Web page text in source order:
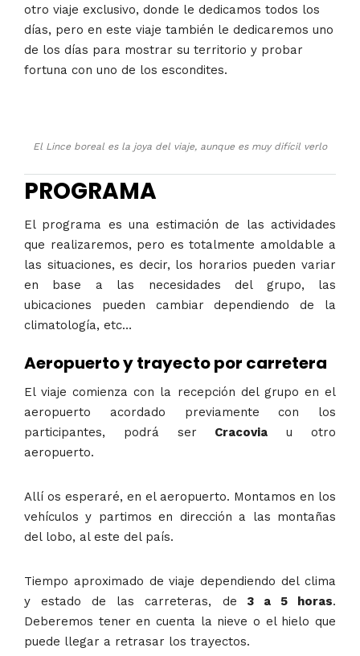
otro viaje exclusivo, donde le dedicamos todos los
días, pero en este viaje también le dedicaremos uno
de los días para mostrar su territorio y probar
fortuna con uno de los escondites.
El Lince boreal es la joya del viaje, aunque es muy difícil verlo
PROGRAMA
El programa es una estimación de las actividades
que realizaremos, pero es totalmente amoldable a
las situaciones, es decir, los horarios pueden variar
en base a las necesidades del grupo, las
ubicaciones pueden cambiar dependiendo de la
climatología, etc…
Aeropuerto y trayecto por carretera
El viaje comienza con la recepción del grupo en el
aeropuerto acordado previamente con los
participantes, podrá ser Cracovia u otro
aeropuerto.
Allí os esperaré, en el aeropuerto. Montamos en los
vehículos y partimos en dirección a las montañas
del lobo, al este del país.
Tiempo aproximado de viaje dependiendo del clima
y estado de las carreteras, de 3 a 5 horas.
Deberemos tener en cuenta la nieve o el hielo que
puede llegar a retrasar los trayectos.